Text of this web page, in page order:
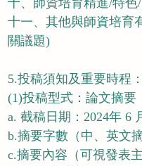
十、師資培育精進/特色
十一、其他與師資培育
關議題)
5.投稿須知及重要時程：
(1)投稿型式：論文摘要
a. 截稿日期：2024年 6
b.摘要字數（中、英文
c.摘要內容（可視發表